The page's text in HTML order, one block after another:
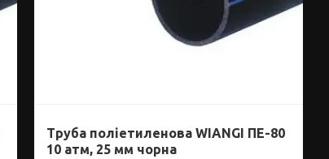
Труба поліетиленова WIANGI ПЕ-80
10 атм, 25 мм чорна